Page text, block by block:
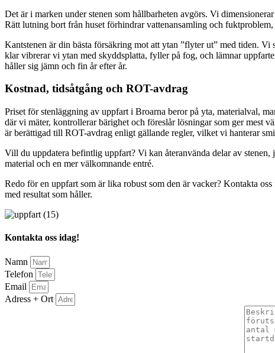
Det är i marken under stenen som hållbarheten avgörs. Vi
Rätt lutning bort från huset förhindrar vattenansamling och
Kantstenen är din bästa försäkring mot att ytan ”flyter ut” med tiden.
klar vibrerar vi ytan med skyddsplatta, fyller på fog, och lämnar
håller sig jämn och fin år efter år.
Kostnad, tidsåtgång och ROT-avdrag
Priset för stenläggning av uppfart i Broarna beror på yta, materialval,
där vi mäter, kontrollerar bärighet och föreslår lösningar som ger mest
är berättigad till ROT-avdrag enligt gällande regler, vilket vi hanterar
Vill du uppdatera befintlig uppfart? Vi kan återanvända delar av
material och en mer välkomnande entré.
Redo för en uppfart som är lika robust som den är vacker? Kontakta
med resultat som håller.
Kontakta oss idag!
Namn
Telefon
Email
Adress + Ort